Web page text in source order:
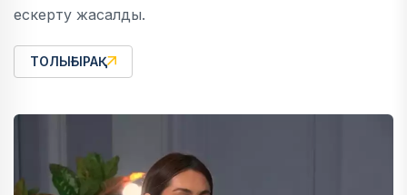
ескерту жасалды.
ТОЛЫҒЫРАҚ